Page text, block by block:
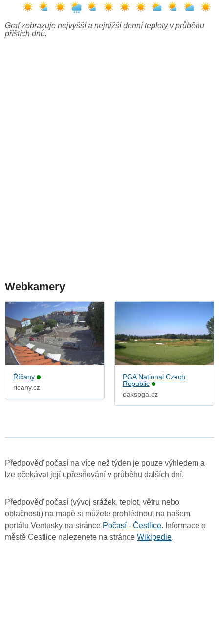
Graf zobrazuje nejvyšší a nejnižší denní teploty v průběhu
příštích dnů.
Webkamery
Říčany
ricany.cz
PGA National Czech
Republic
oakspga.cz
Předpověď počasí na více než týden je pouze výhledem a
lze očekávat její upřesňování v průběhu dalších dní.
Předpověď počasí (vývoj srážek, teplot, větru nebo
oblačnosti) na mapě si můžete prohlédnout na našem
portálu Ventusky na stránce Počasí - Čestlice. Informace o
městě Čestlice nalezenete na stránce Wikipedie.